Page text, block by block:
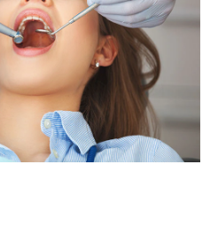
DÓNDE COMPRAR
UY (ES)
SUSCRIBITE